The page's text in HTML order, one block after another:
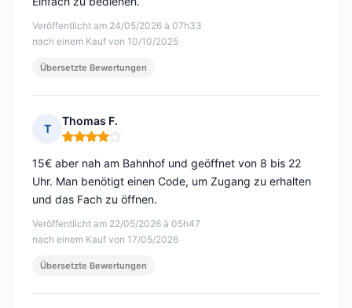
Veröffentlicht am 24/05/2026 à 07h33
nach einem Kauf von 10/10/2025
Übersetzte Bewertungen
T
Thomas F.
Hinweis: 4 von 5
Veröffentlicht am 22/05/2026 à 05h47
nach einem Kauf von 17/05/2026
15€ aber nah am Bahnhof und geöffnet von 8 bis 22
Uhr. Man benötigt einen Code, um Zugang zu erhalten
und das Fach zu öffnen.
Übersetzte Bewertungen